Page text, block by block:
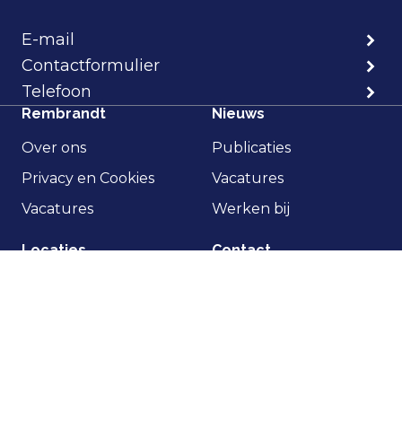
E-mail
Contactformulier
Telefoon
Rembrandt
Over ons
Privacy en Cookies
Vacatures
Nieuws
Publicaties
Vacatures
Werken bij
Locaties
Contact